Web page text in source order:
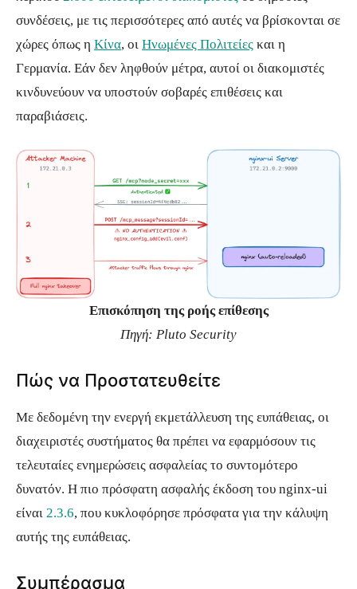
συνδέσεις, με τις περισσότερες από αυτές να βρίσκονται σε
χώρες όπως η Κίνα, οι Ηνωμένες Πολιτείες και η
Γερμανία. Εάν δεν ληφθούν μέτρα, αυτοί οι διακομιστές
κινδυνεύουν να υποστούν σοβαρές επιθέσεις και
παραβιάσεις.
Επισκόπηση της ροής επίθεσης
Πηγή: Pluto Security
Πώς να Προστατευθείτε
Με δεδομένη την ενεργή εκμετάλλευση της ευπάθειας, οι
διαχειριστές συστήματος θα πρέπει να εφαρμόσουν τις
τελευταίες ενημερώσεις ασφαλείας το συντομότερο
δυνατόν. Η πιο πρόσφατη ασφαλής έκδοση του nginx-ui
είναι 2.3.6, που κυκλοφόρησε πρόσφατα για την κάλυψη
αυτής της ευπάθειας.
Συμπέρασμα